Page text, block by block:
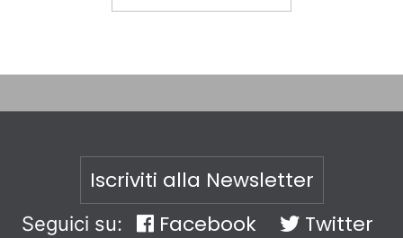
Iscriviti alla Newsletter
Seguici su: Facebook
Twitter